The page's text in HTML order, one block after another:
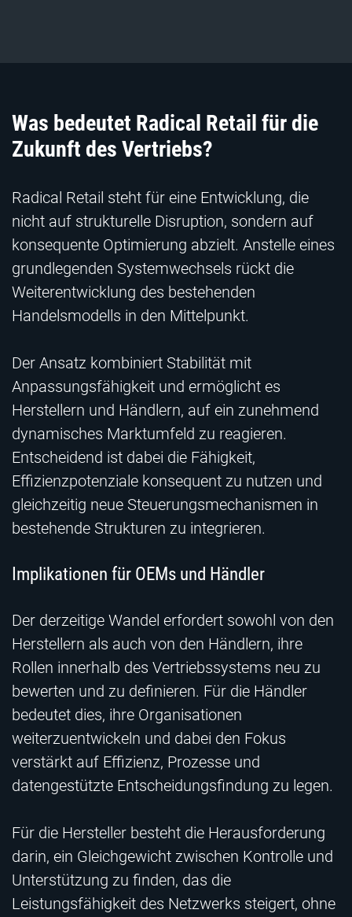
Was bedeutet Radical Retail für die
Zukunft des Vertriebs?
Radical Retail steht für eine Entwicklung, die
nicht auf strukturelle Disruption, sondern auf
konsequente Optimierung abzielt. Anstelle eines
grundlegenden Systemwechsels rückt die
Weiterentwicklung des bestehenden
Handelsmodells in den Mittelpunkt.
Der Ansatz kombiniert Stabilität mit
Anpassungsfähigkeit und ermöglicht es
Herstellern und Händlern, auf ein zunehmend
dynamisches Marktumfeld zu reagieren.
Entscheidend ist dabei die Fähigkeit,
Effizienzpotenziale konsequent zu nutzen und
gleichzeitig neue Steuerungsmechanismen in
bestehende Strukturen zu integrieren.
Implikationen für OEMs und Händler
Der derzeitige Wandel erfordert sowohl von den
Herstellern als auch von den Händlern, ihre
Rollen innerhalb des Vertriebssystems neu zu
bewerten und zu definieren. Für die Händler
bedeutet dies, ihre Organisationen
weiterzuentwickeln und dabei den Fokus
verstärkt auf Effizienz, Prozesse und
datengestützte Entscheidungsfindung zu legen.
Für die Hersteller besteht die Herausforderung
darin, ein Gleichgewicht zwischen Kontrolle und
Unterstützung zu finden, das die
Leistungsfähigkeit des Netzwerks steigert, ohne